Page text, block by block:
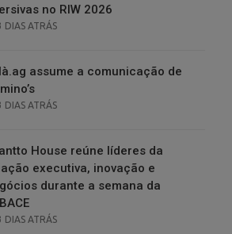
no RIW 2026
DIAS ATRÁS
assume a comunicação de
DIAS ATRÁS
House reúne líderes da
executiva, inovação e
durante a semana da
DIAS ATRÁS